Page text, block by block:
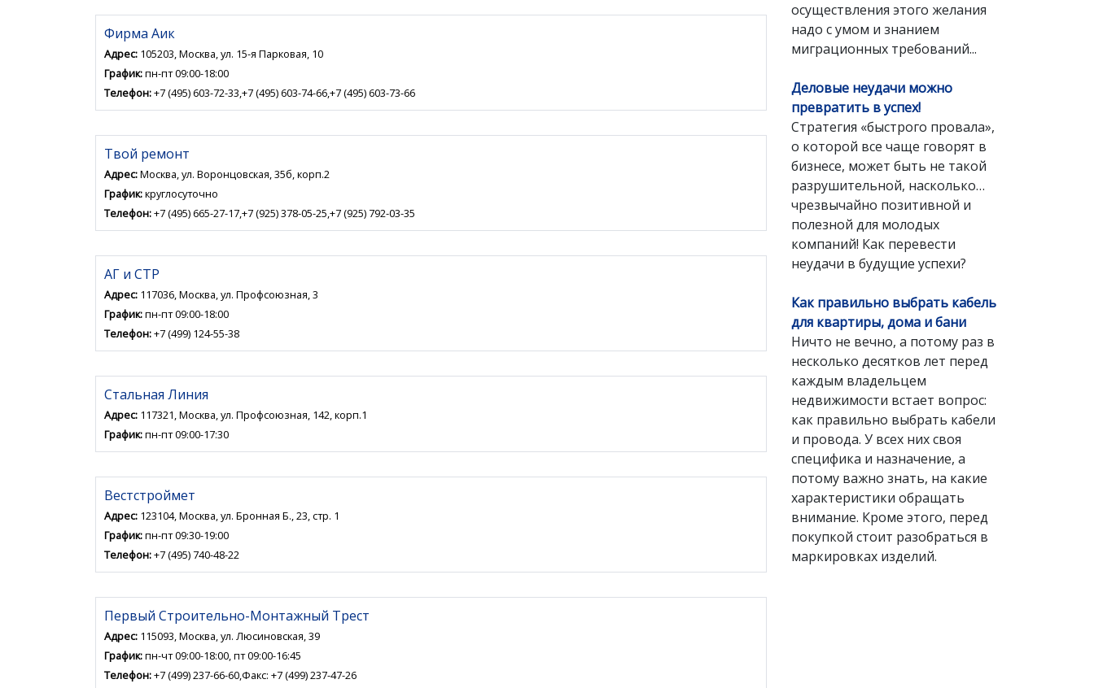
Фирма Аик
Адрес: 105203, Москва, ул. 15-я Парковая, 10
График:пн-пт 09:00-18:00
Телефон:+7 (495) 603-72-33,+7 (495) 603-74-66,+7 (495) 603-73-66
Твой ремонт
Адрес:Москва, ул. Воронцовская, 35б, корп.2
График:круглосуточно
Телефон:+7 (495) 665-27-17,+7 (925) 378-05-25,+7 (925) 792-03-35
АГ и СТР
Адрес: 117036, Москва, ул. Профсоюзная, 3
График:пн-пт 09:00-18:00
Телефон:+7 (499) 124-55-38
Стальная Линия
Адрес: 117321, Москва, ул. Профсоюзная, 142, корп.1
График:пн-пт 09:00-17:30
Вестстроймет
Адрес: 123104, Москва, ул. Бронная Б., 23, стр. 1
График:пн-пт 09:30-19:00
Телефон:+7 (495) 740-48-22
Первый Строительно-Монтажный Трест
Адрес: 115093, Москва, ул. Люсиновская, 39
График:пн-чт 09:00-18:00, пт 09:00-16:45
Телефон:+7 (499) 237-66-60,Факс: +7 (499) 237-47-26
осуществления этого желания
надо с умом и знанием
миграционных требований...
Деловые неудачи можно
превратить в успех!
Стратегия «быстрого провала»,
о которой все чаще говорят в
бизнесе, может быть не такой
разрушительной, насколько…
чрезвычайно позитивной и
полезной для молодых
компаний! Как перевести
неудачи в будущие успехи?
Как правильно выбрать кабель
для квартиры, дома и бани
Ничто не вечно, а потому раз в
несколько десятков лет перед
каждым владельцем
недвижимости встает вопрос:
как правильно выбрать кабели
и провода. У всех них своя
специфика и назначение, а
потому важно знать, на какие
характеристики обращать
внимание. Кроме этого, перед
покупкой стоит разобраться в
маркировках изделий.